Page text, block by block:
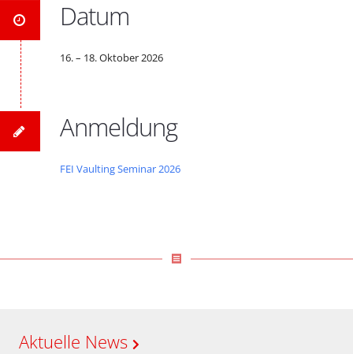
Datum
16. – 18. Oktober 2026
Anmeldung
FEI Vaulting Seminar 2026
receipt
Aktuelle News